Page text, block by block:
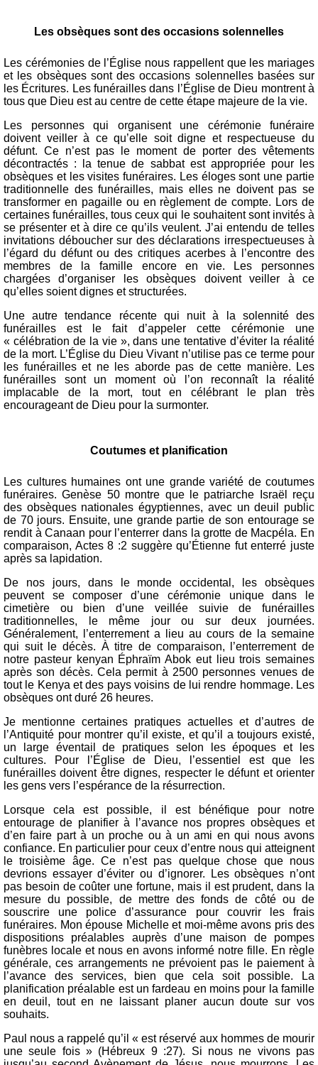
Les obsèques sont des occasions solennelles
Les cérémonies de l’Église nous rappellent que les mariages
et les obsèques sont des occasions solennelles basées sur
les Écritures. Les funérailles dans l’Église de Dieu montrent à
tous que Dieu est au centre de cette étape majeure de la vie.
Les personnes qui organisent une cérémonie funéraire
doivent veiller à ce qu’elle soit digne et respectueuse du
défunt. Ce n’est pas le moment de porter des vêtements
décontractés : la tenue de sabbat est appropriée pour les
obsèques et les visites funéraires. Les éloges sont une partie
traditionnelle des funérailles, mais elles ne doivent pas se
transformer en pagaille ou en règlement de compte. Lors de
certaines funérailles, tous ceux qui le souhaitent sont invités à
se présenter et à dire ce qu’ils veulent. J’ai entendu de telles
invitations déboucher sur des déclarations irrespectueuses à
l’égard du défunt ou des critiques acerbes à l’encontre des
membres de la famille encore en vie. Les personnes
chargées d’organiser les obsèques doivent veiller à ce
qu’elles soient dignes et structurées.
Une autre tendance récente qui nuit à la solennité des
funérailles est le fait d’appeler cette cérémonie une
« célébration de la vie », dans une tentative d’éviter la réalité
de la mort. L’Église du Dieu Vivant n’utilise pas ce terme pour
les funérailles et ne les aborde pas de cette manière. Les
funérailles sont un moment où l’on reconnaît la réalité
implacable de la mort, tout en célébrant le plan très
encourageant de Dieu pour la surmonter.
Coutumes et planification
Les cultures humaines ont une grande variété de coutumes
funéraires. Genèse 50 montre que le patriarche Israël reçu
des obsèques nationales égyptiennes, avec un deuil public
de 70 jours. Ensuite, une grande partie de son entourage se
rendit à Canaan pour l’enterrer dans la grotte de Macpéla. En
comparaison, Actes 8 :2 suggère qu’Étienne fut enterré juste
après sa lapidation.
De nos jours, dans le monde occidental, les obsèques
peuvent se composer d’une cérémonie unique dans le
cimetière ou bien d’une veillée suivie de funérailles
traditionnelles, le même jour ou sur deux journées.
Généralement, l’enterrement a lieu au cours de la semaine
qui suit le décès. À titre de comparaison, l’enterrement de
notre pasteur kenyan Éphraïm Abok eut lieu trois semaines
après son décès. Cela permit à 2500 personnes venues de
tout le Kenya et des pays voisins de lui rendre hommage. Les
obsèques ont duré 26 heures.
Je mentionne certaines pratiques actuelles et d’autres de
l’Antiquité pour montrer qu’il existe, et qu’il a toujours existé,
un large éventail de pratiques selon les époques et les
cultures. Pour l’Église de Dieu, l’essentiel est que les
funérailles doivent être dignes, respecter le défunt et orienter
les gens vers l’espérance de la résurrection.
Lorsque cela est possible, il est bénéfique pour notre
entourage de planifier à l’avance nos propres obsèques et
d’en faire part à un proche ou à un ami en qui nous avons
confiance. En particulier pour ceux d’entre nous qui atteignent
le troisième âge. Ce n’est pas quelque chose que nous
devrions essayer d’éviter ou d’ignorer. Les obsèques n’ont
pas besoin de coûter une fortune, mais il est prudent, dans la
mesure du possible, de mettre des fonds de côté ou de
souscrire une police d’assurance pour couvrir les frais
funéraires. Mon épouse Michelle et moi-même avons pris des
dispositions préalables auprès d’une maison de pompes
funèbres locale et nous en avons informé notre fille. En règle
générale, ces arrangements ne prévoient pas le paiement à
l’avance des services, bien que cela soit possible. La
planification préalable est un fardeau en moins pour la famille
en deuil, tout en ne laissant planer aucun doute sur vos
souhaits.
Paul nous a rappelé qu’il « est réservé aux hommes de mourir
une seule fois » (Hébreux 9 :27). Si nous ne vivons pas